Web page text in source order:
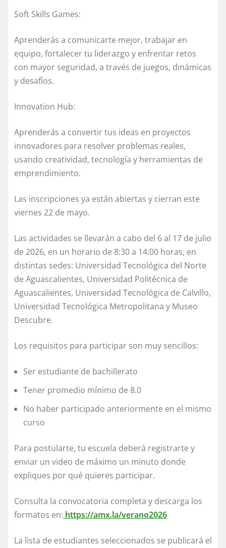
Soft Skills Games:
Aprenderás a comunicarte mejor, trabajar en
equipo, fortalecer tu liderazgo y enfrentar retos
con mayor seguridad, a través de juegos, dinámicas
y desafíos.
Innovation Hub:
Aprenderás a convertir tus ideas en proyectos
innovadores para resolver problemas reales,
usando creatividad, tecnología y herramientas de
emprendimiento.
Las inscripciones ya están abiertas y cierran este
viernes 22 de mayo.
Las actividades se llevarán a cabo del 6 al 17 de julio
de 2026, en un horario de 8:30 a 14:00 horas, en
distintas sedes: Universidad Tecnológica del Norte
de Aguascalientes, Universidad Politécnica de
Aguascalientes, Universidad Tecnológica de Calvillo,
Universidad Tecnológica Metropolitana y Museo
Descubre.
Los requisitos para participar son muy sencillos:
Ser estudiante de bachillerato
Tener promedio mínimo de 8.0
No haber participado anteriormente en el mismo
curso
Para postularte, tu escuela deberá registrarte y
enviar un video de máximo un minuto donde
expliques por qué quieres participar.
Consulta la convocatoria completa y descarga los
formatos en: https://amx.la/verano2026
La lista de estudiantes seleccionados se publicará el